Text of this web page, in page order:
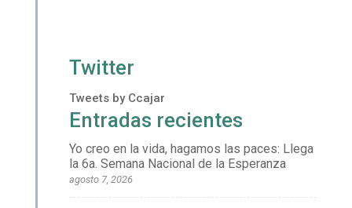
Twitter
Tweets by Ccajar
Entradas recientes
Yo creo en la vida, hagamos las paces: Llega
la 6a. Semana Nacional de la Esperanza
agosto 7, 2026